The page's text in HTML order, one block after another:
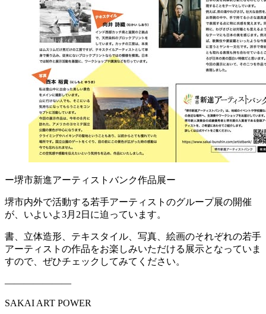
ー堺市新進アーティストバンク作品展ー
堺市内外で活動する若手アーティストのグループ展の開催
が、いよいよ3月2日に迫っています。
書、立体造形、テキスタイル、写真、絵画のそれぞれの若手
アーティストの作品をお楽しみいただける展示となっていま
すので、ぜひチェックしてみてください。
———————
SAKAI ART POWER